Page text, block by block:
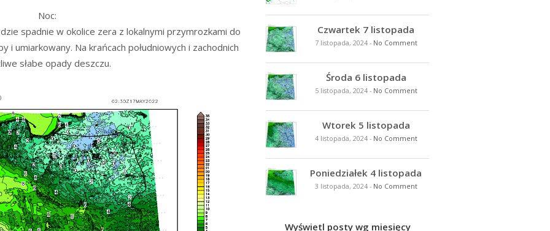
Noc:
spadnie w okolice zera z lokalnymi przymrozkami do
i umiarkowany. Na krańcach południowych i zachodnich
słabe opady deszczu.
Czwartek 7 listopada
7 listopada, 2024- No Comment
Środa 6 listopada
5 listopada, 2024- No Comment
Wtorek 5 listopada
4 listopada, 2024- No Comment
Poniedziałek 4 listopada
3 listopada, 2024- No Comment
Wyświetl posty wg miesięcy